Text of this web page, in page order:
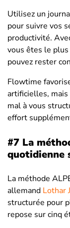
Utilisez un
pour suivre vos
productivité.
vous êtes le
pouvez rester
Flowtime
artificielles, mais
mal à vous
effort
#7 La
quotidienne
La méthode
allemand Lothar
structurée pour
repose sur cinq